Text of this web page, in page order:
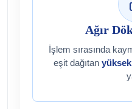
Ağır
İşlem sırasında
eşit dağıtan